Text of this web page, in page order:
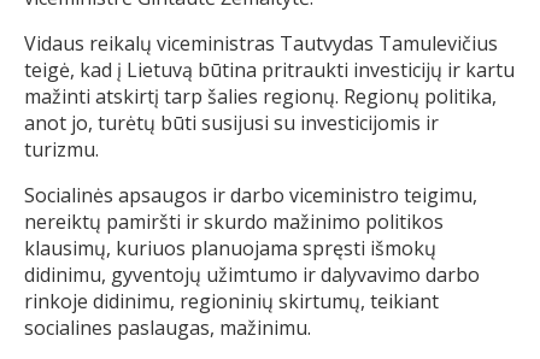
Vidaus reikalų viceministras Tautvydas Tamulevičius
teigė, kad į Lietuvą būtina pritraukti investicijų ir kartu
mažinti atskirtį tarp šalies regionų. Regionų politika,
anot jo, turėtų būti susijusi su investicijomis ir
turizmu.
Socialinės apsaugos ir darbo viceministro teigimu,
nereiktų pamiršti ir skurdo mažinimo politikos
klausimų, kuriuos planuojama spręsti išmokų
didinimu, gyventojų užimtumo ir dalyvavimo darbo
rinkoje didinimu, regioninių skirtumų, teikiant
socialines paslaugas, mažinimu.